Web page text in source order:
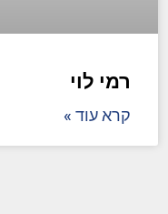
רמי לוי
קרא עוד »